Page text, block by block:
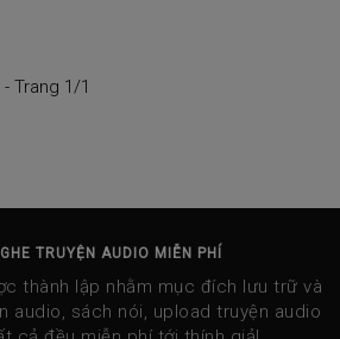
Trang 1/1
TRUYỆN AUDIO MIỄN PHÍ
thành lập nhằm mục đích lưu trữ và
audio, sách nói, upload truyện audio